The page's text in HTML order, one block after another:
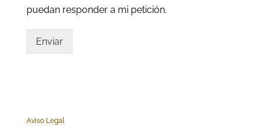
puedan responder a mi petición.
Enviar
Aviso Legal